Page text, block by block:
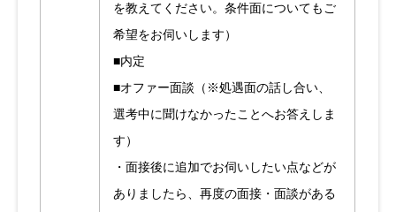
を教えてください。条件面についてもご
希望をお伺いします）
■内定
■オファー面談（※処遇面の話し合い、
選考中に聞けなかったことへお答えしま
す）
・面接後に追加でお伺いしたい点などが
ありましたら、再度の面接・面談がある